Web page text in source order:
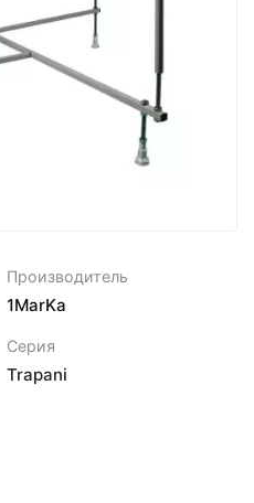
Производитель
1MarKa
Серия
Trapani